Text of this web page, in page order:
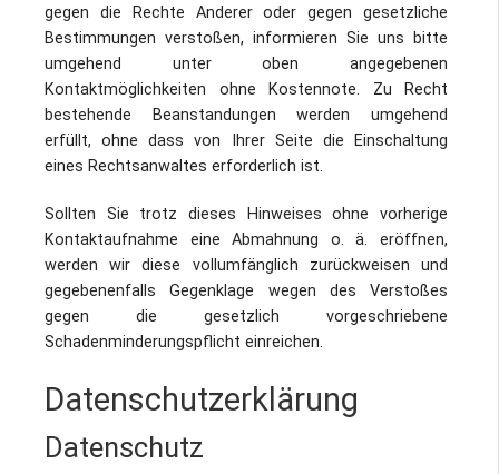
gegen die Rechte Anderer oder gegen gesetzliche
Bestimmungen verstoßen, informieren Sie uns bitte
umgehend unter oben angegebenen
Kontaktmöglichkeiten ohne Kostennote. Zu Recht
bestehende Beanstandungen werden umgehend
erfüllt, ohne dass von Ihrer Seite die Einschaltung
eines Rechtsanwaltes erforderlich ist.
Sollten Sie trotz dieses Hinweises ohne vorherige
Kontaktaufnahme eine Abmahnung o. ä. eröffnen,
werden wir diese vollumfänglich zurückweisen und
gegebenenfalls Gegenklage wegen des Verstoßes
gegen die gesetzlich vorgeschriebene
Schadenminderungspflicht einreichen.
Datenschutzerklärung
Datenschutz